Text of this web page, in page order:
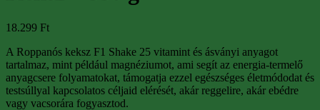
18.299 Ft
A Roppanós keksz F1 Shake 25 vitamint és ásványi anyagot
tartalmaz, mint például magnéziumot, ami segít az energia-termelő
anyagcsere folyamatokat, támogatja ezzel egészséges életmódodat és
testsúllyal kapcsolatos céljaid elérését, akár reggelire, akár ebédre
vagy vacsorára fogyasztod.